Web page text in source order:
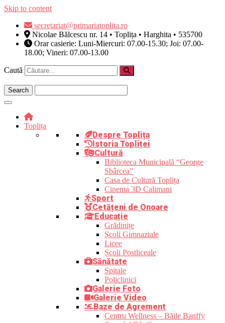
Skip to content
secretariat@primariatoplita.ro
Nicolae Bălcescu nr. 14 • Toplița • Harghita • 535700
Orar casierie: Luni-Miercuri: 07.00-15.30; Joi: 07.00-
18.00; Vineri: 07.00-13.00
Caută
Toplița
Despre Toplița
Istoria Topliței
Cultură
Biblioteca Municipală “George
Sbârcea”
Casa de Cultură Toplița
Cinema 3D Calimani
Sport
Cetățeni de Onoare
Educație
Grădinițe
Școli Gimnaziale
Licee
Școli Postliceale
Sănătate
Spitale
Policlinici
Galerie Foto
Galerie Video
Baze de Agrement
Centru Wellness – Băile Banffy